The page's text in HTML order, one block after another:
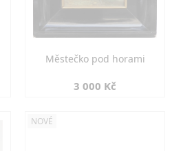
Městečko pod horami
3 000 Kč
NOVÉ